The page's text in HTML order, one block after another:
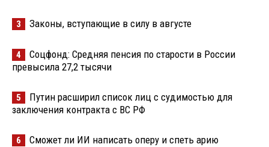
3 Законы, вступающие в силу в августе
4
Соцфонд: Средняя пенсия по старости в России
превысила 27,2 тысячи
5
Путин расширил список лиц с судимостью для
заключения контракта с ВС РФ
6 Сможет ли ИИ написать оперу и спеть арию